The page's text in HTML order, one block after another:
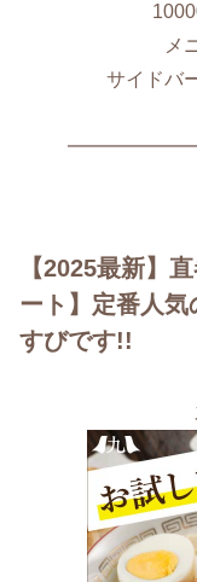
メ
サイドバ
【2025最新】
ート】定番人
すびです!!